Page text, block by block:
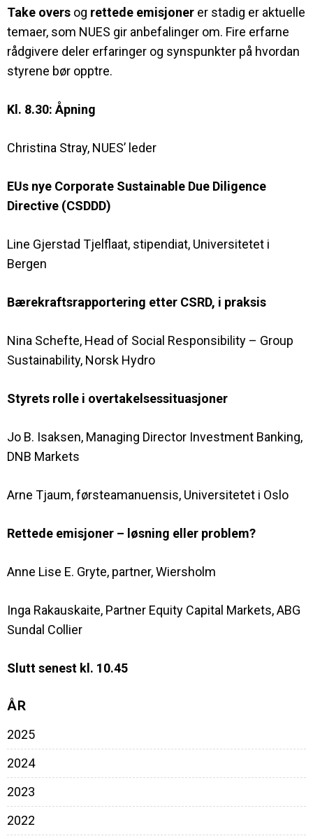
Take overs og rettede emisjoner er stadig er aktuelle
temaer, som NUES gir anbefalinger om. Fire erfarne
rådgivere deler erfaringer og synspunkter på hvordan
styrene bør opptre.
Kl. 8.30: Åpning
Christina Stray, NUES’ leder
EUs nye Corporate Sustainable Due Diligence
Directive (CSDDD)
Line Gjerstad Tjelflaat, stipendiat, Universitetet i
Bergen
Bærekraftsrapportering etter CSRD, i praksis
Nina Schefte, Head of Social Responsibility – Group
Sustainability, Norsk Hydro
Styrets rolle i overtakelsessituasjoner
Jo B. Isaksen, Managing Director Investment Banking,
DNB Markets
Arne Tjaum, førsteamanuensis, Universitetet i Oslo
Rettede emisjoner – løsning eller problem?
Anne Lise E. Gryte, partner, Wiersholm
Inga Rakauskaite, Partner Equity Capital Markets, ABG
Sundal Collier
Slutt senest kl. 10.45
ÅR
2025
2024
2023
2022